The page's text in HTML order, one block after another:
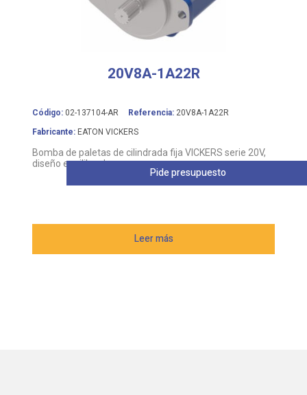
20V8A-1A22R
Código: 02-137104-AR Referencia: 20V8A-1A22R
Fabricante: EATON VICKERS
Bomba de paletas de cilindrada fija VICKERS serie 20V,
diseño equilibrado
Leer más
Pide presupuesto